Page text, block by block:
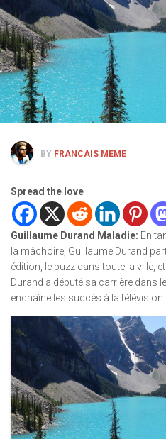
BY FRANCAIS MEME
Spread the love
Guillaume Durand Maladie: En
la mâchoire, Guillaume Durand
édition, le buzz dans toute la ville,
Durand a débuté sa carrière dans
enchaîne les succès à la télévision